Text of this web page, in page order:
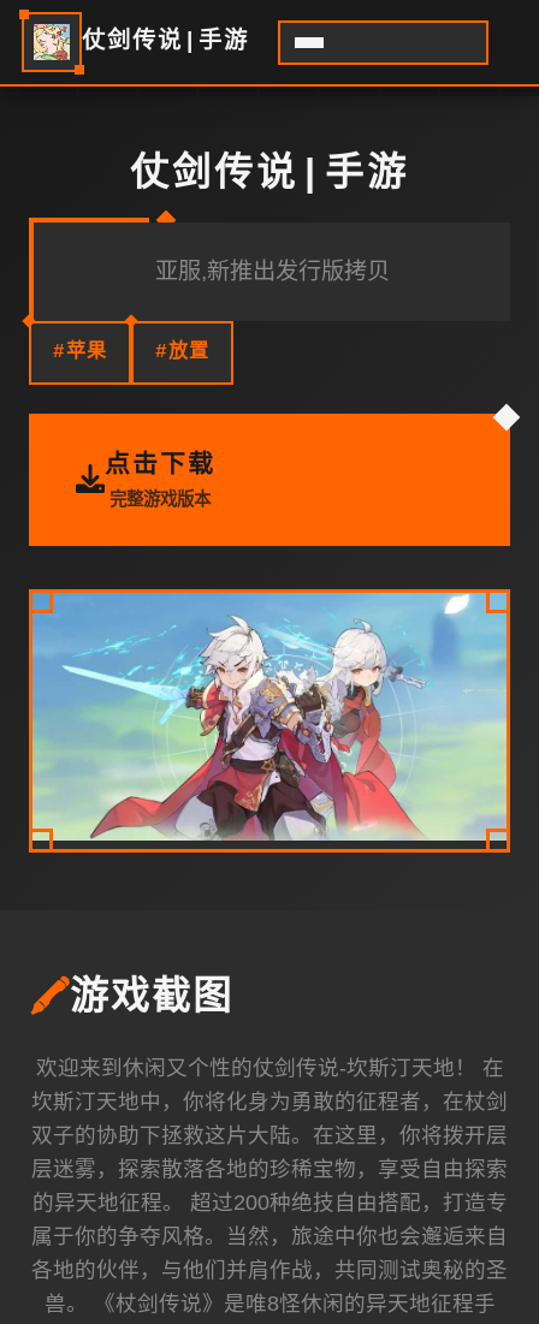
仗剑传说|手游
仗剑传说|手游
亚服,新推出发行版拷贝
#苹果 #放置
点击下载
完整游戏版本
🖍️游戏截图
欢迎来到休闲又个性的仗剑传说-坎斯汀天地！ 在
坎斯汀天地中，你将化身为勇敢的征程者，在杖剑
双子的协助下拯救这片大陆。在这里，你将拨开层
层迷雾，探索散落各地的珍稀宝物，享受自由探索
的异天地征程。 超过200种绝技自由搭配，打造专
属于你的争夺风格。当然，旅途中你也会邂逅来自
各地的伙伴，与他们并肩作战，共同测试奥秘的圣
兽。 《杖剑传说》是唯8怪休闲的异天地征程手